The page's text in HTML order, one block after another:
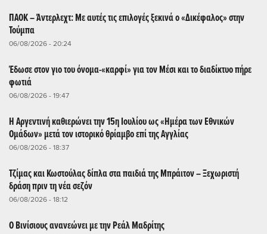
ΠΑΟΚ – Άντερλεχτ: Με αυτές τις επιλογές ξεκινά ο «Δικέφαλος» στην
Τούμπα
06/08/2026 - 20:24
Έδωσε στον γιο του όνομα-«καρφί» για τον Μέσι και το διαδίκτυο πήρε
φωτιά
06/08/2026 - 19:47
Η Αργεντινή καθιερώνει την 15η Ιουλίου ως «Ημέρα των Εθνικών
Ομάδων» μετά τον ιστορικό θρίαμβο επί της Αγγλίας
06/08/2026 - 18:37
Τζίμας και Κωστούλας δίπλα στα παιδιά της Μπράιτον – Ξεχωριστή
δράση πριν τη νέα σεζόν
06/08/2026 - 18:12
Ο Βινίσιους ανανεώνει με την Ρεάλ Μαδρίτης